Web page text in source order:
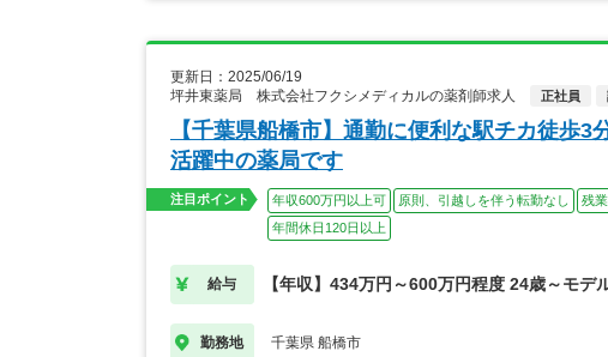
更新日：2025/06/19
坪井東薬局 株式会社フクシメディカルの薬剤師求人
正社員
【千葉県船橋市】通勤に便利な駅チカ徒歩
活躍中の薬局です
注目ポイント 年収600万円以上可 原則、引越しを伴う転勤なし 残
年間休日120日以上
給与 【年収】434万円～600万円程度 24歳～モデ
勤務地 千葉県 船橋市